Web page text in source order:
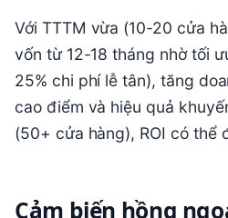
Với TTTM vừa (10-20 cửa
vốn từ 12-18 tháng nhờ tối
25% chi phí lễ tân), tăng
cao điểm và hiệu quả
(50+ cửa hàng), ROI có thể
Cảm biến hồng